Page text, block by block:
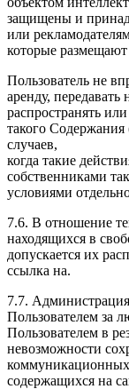
защищены и
или
которые
Пользователь не
аренду, передавать
распространять
такого
случаев,
когда такие
собственниками
условиями
7.6. В отношение
находящихся в
допускается их
ссылка на.
7.7. Администрация
Пользователем за
Пользователем в
невозможности
содержащихся на